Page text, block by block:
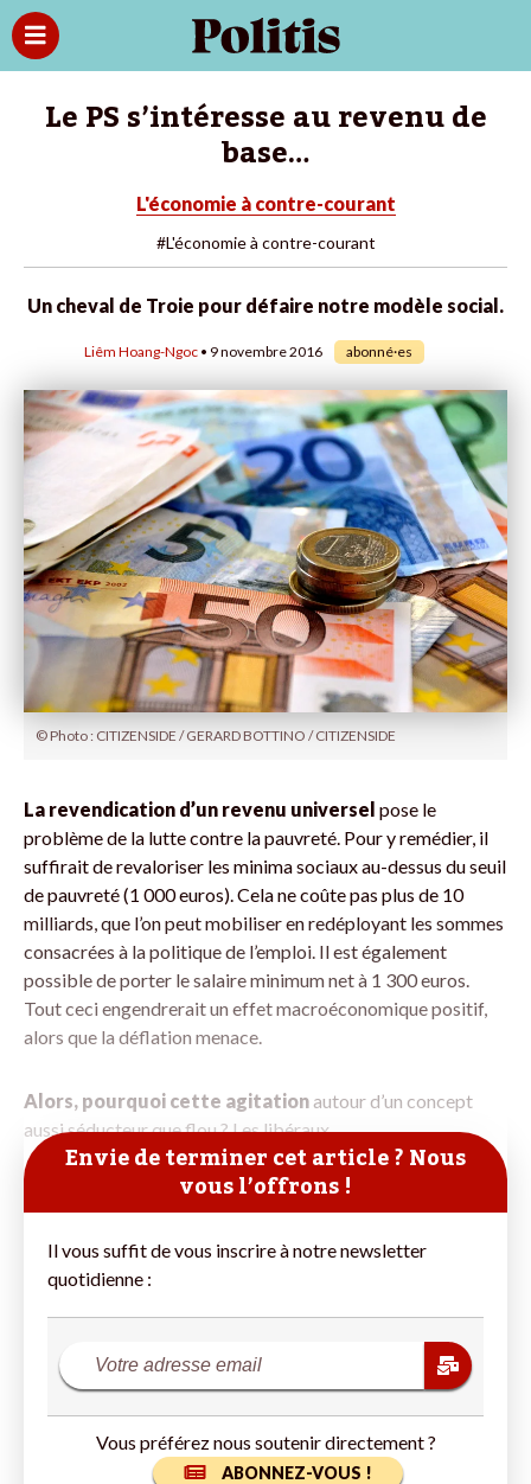
Le PS s’intéresse au revenu de
base…
L'économie à contre-courant
#L'économie à contre-courant
Un cheval de Troie pour défaire notre modèle social.
Liêm Hoang-Ngoc • 9 novembre 2016 abonné·es
© Photo : CITIZENSIDE / GERARD BOTTINO / CITIZENSIDE
La revendication d’un revenu universel pose le
problème de la lutte contre la pauvreté. Pour y remédier, il
suffirait de revaloriser les minima sociaux au-dessus du seuil
de pauvreté (1 000 euros). Cela ne coûte pas plus de 10
milliards, que l’on peut mobiliser en redéployant les sommes
consacrées à la politique de l’emploi. Il est également
possible de porter le salaire minimum net à 1 300 euros.
Tout ceci engendrerait un effet macroéconomique positif,
alors que la déflation menace.
Alors, pourquoi cette agitation autour d’un concept
aussi séducteur que flou ? Les libéraux
Envie de terminer cet article ? Nous
vous l’offrons !
Il vous suffit de vous inscrire à notre newsletter
quotidienne :
Vous préférez nous soutenir directement ?
ABONNEZ-VOUS !